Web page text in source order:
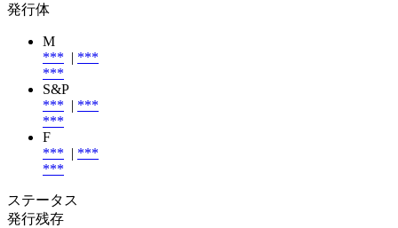
発行体
M
*** | ***
***
S&P
*** | ***
***
F
*** | ***
***
ステータス
発行残存